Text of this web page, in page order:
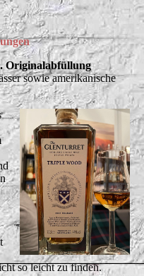
Originalabfüllung
sowie amerikanische
so leicht zu finden.